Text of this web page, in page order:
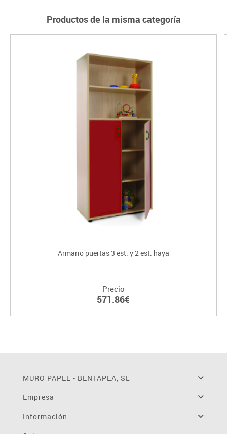
Productos de la misma categoría
Armario puertas 3 est. y 2 est. haya
Precio
571.86€
MURO PAPEL - BENTAPEA, SL
Empresa
Información